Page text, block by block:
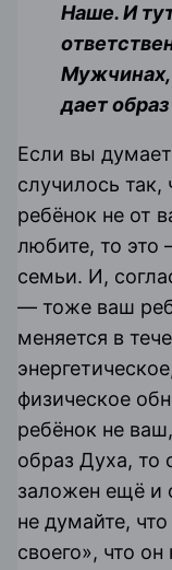
Наше. И
дает
Если вы
случилось
ребёнок не от
любите, то это
семьи. И,
— тоже ваш
меняется в
физическое
ребёнок не
образ Духа, то
заложен ещё и
не думайте,
своего», что